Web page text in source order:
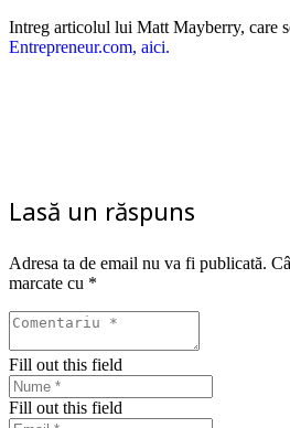
Intreg articolul lui Matt Mayberry, care
Entrepreneur.com, aici.
Lasă un răspuns
Adresa ta de email nu va fi publicată.
marcate cu *
Fill out this field
Fill out this field